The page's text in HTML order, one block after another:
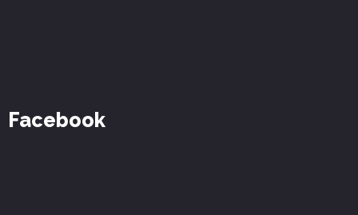
Facebook